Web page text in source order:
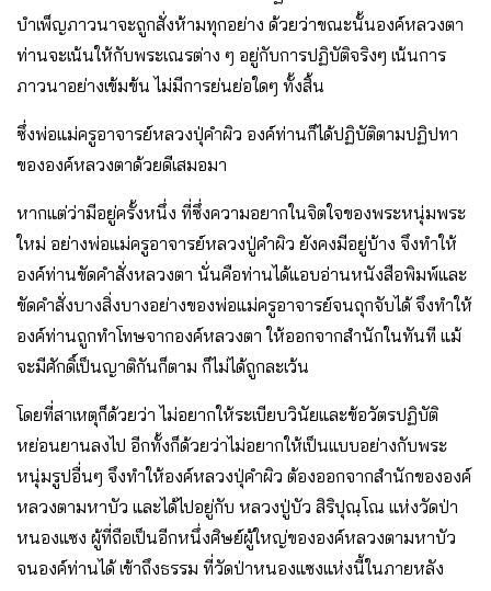
บำเพ็ญภาวนาจะถูกสั่งห้ามทุกอย่าง ด้วยว่าขณะนั้นองค์หลวงตา
ท่านจะเน้นให้กับพระเณรต่าง ๆ อยู่กับการปฏิบัติจริงๆ เน้นการ
ภาวนาอย่างเข้มข้น ไม่มีการย่นย่อใดๆ ทั้งสิ้น
ซึ่งพ่อแม่ครูอาจารย์หลวงปุ่คำผิว องค์ท่านก็ได้ปฏิบัติตามปฏิปทา
ขององค์หลวงตาด้วยดีเสมอมา
หากแต่ว่ามีอยู่ครั้งหนึ่ง ที่ซึ่งความอยากในจิตใจของพระหนุ่มพระ
ใหม่ อย่างพ่อแม่ครูอาจารย์หลวงปู่คำผิว ยังคงมีอยู่บ้าง จึงทำให้
องค์ท่านขัดคำสั่งหลวงตา นั่นคือท่านได้แอบอ่านหนังสือพิมพ์และ
ขัดคำสั่งบางสิ่งบางอย่างของพ่อแม่ครูอาจารย์จนถุกจับได้ จึงทำให้
องค์ท่านถูกทำโทษจากองค์หลวงตา ให้ออกจากสำนักในทันที แม้
จะมีศักดิ์เป็นญาติกันก็ตาม ก็ไม่ได้ถูกละเว้น
โดยที่สาเหตุก็ด้วยว่า ไม่อยากให้ระเบียบวินัยและข้อวัตรปฏิบัติ
หย่อนยานลงไป อีกทั้งก็ด้วยว่าไม่อยากให้เป็นแบบอย่างกับพระ
หนุ่มรูปอื่นๆ จึงทำให้องค์หลวงปุ่คำผิว ต้องออกจากสำนักขององค์
หลวงตามหาบัว และได้ไปอยู่กับ หลวงปู่บัว สิริปุณฺโณ แห่งวัดป่า
หนองแซง ผู้ที่ถือเป็นอีกหนึ่งศิษย์ผู้ใหญ่ขององค์หลวงตามหาบัว
จนองค์ท่านได้ เข้าถึงธรรม ที่วัดป่าหนองแซงแห่งนี้ในภายหลัง